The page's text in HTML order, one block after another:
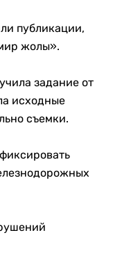
публикации,
жолы».
задание от
исходные
съемки.